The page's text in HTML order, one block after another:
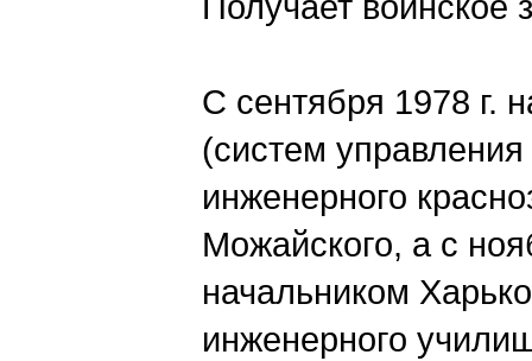
С сентября 1978 г.
(систем
инженерного
Можайского, а с
начальником
инженерного